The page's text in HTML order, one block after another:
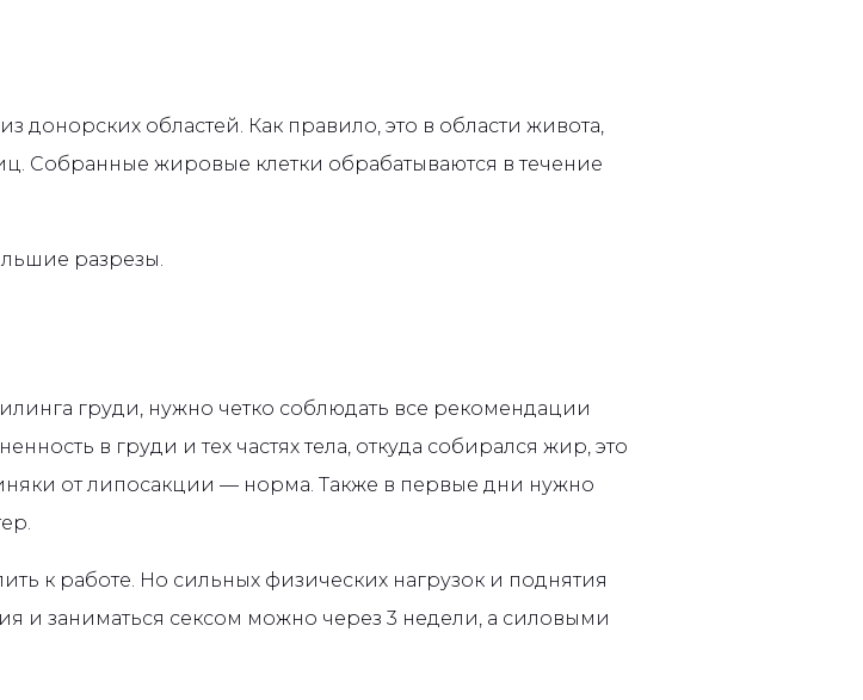
донорских областей. Как правило, это в области живота,
Собранные жировые клетки обрабатываются в течение
разрезы.
груди, нужно четко соблюдать все рекомендации
в груди и тех частях тела, откуда собирался жир, это
от липосакции — норма. Также в первые дни нужно
к работе. Но сильных физических нагрузок и поднятия
и заниматься сексом можно через 3 недели, а силовыми